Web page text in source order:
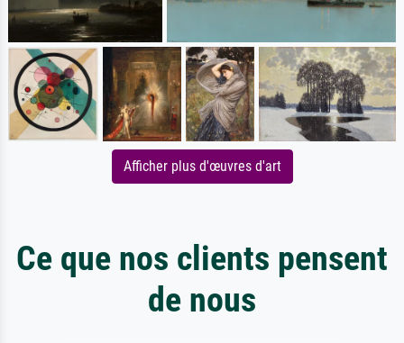
Afficher plus d'œuvres d'art
Ce que nos clients pensent
de nous